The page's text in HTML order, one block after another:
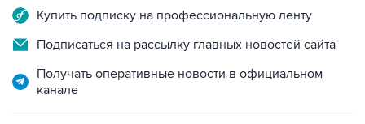
Купить подписку на профессиональную ленту
Подписаться на рассылку главных новостей сайта
Получать оперативные новости в официальном
канале